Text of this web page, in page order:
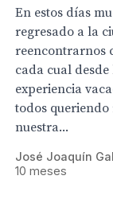
En estos días
regresado a la
reencontrarnos
cada cual
experiencia
todos
nuestra...
José Joaquín
10 meses